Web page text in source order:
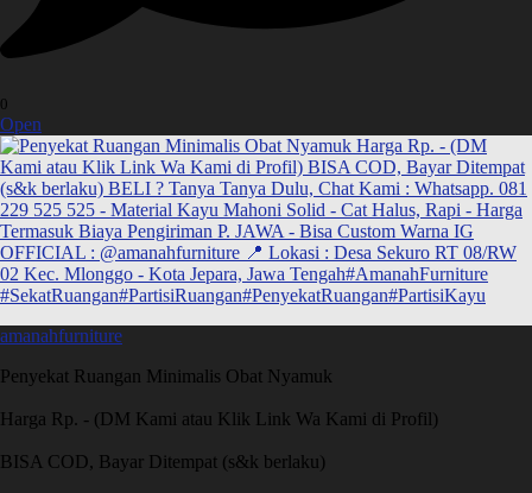
0
Open
amanahfurniture
Penyekat Ruangan Minimalis Obat Nyamuk
Harga Rp. - (DM Kami atau Klik Link Wa Kami di Profil)
BISA COD, Bayar Ditempat (s&k berlaku)